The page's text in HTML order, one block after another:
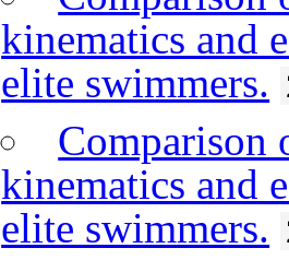
kinematics and
elite swimmers.
Comparison
kinematics and
elite swimmers.